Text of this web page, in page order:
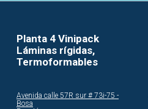
Planta 4 Vinipack
Láminas rígidas,
Termoformables
Avenida calle 57R sur # 73i-75 -
Bosa